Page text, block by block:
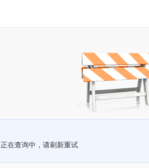
正在查询中，请刷新重试